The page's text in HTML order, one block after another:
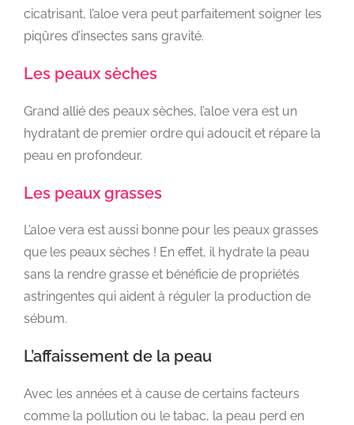
cicatrisant, l’aloe vera peut parfaitement soigner les
piqûres d’insectes sans gravité.
Les peaux sèches
Grand allié des peaux sèches, l’aloe vera est un
hydratant de premier ordre qui adoucit et répare la
peau en profondeur.
Les peaux grasses
L’aloe vera est aussi bonne pour les peaux grasses
que les peaux sèches ! En effet, il hydrate la peau
sans la rendre grasse et bénéficie de propriétés
astringentes qui aident à réguler la production de
sébum.
L’affaissement de la peau
Avec les années et à cause de certains facteurs
comme la pollution ou le tabac, la peau perd en